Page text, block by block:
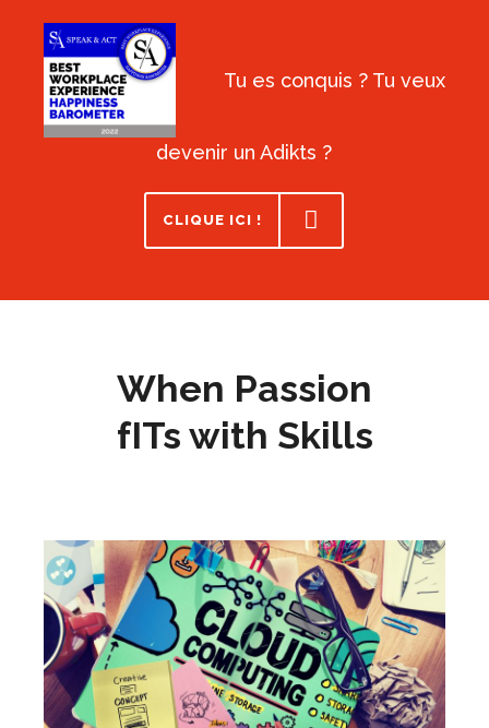
Tu es conquis ? Tu veux
devenir un Adikts ?
CLIQUE ICI !
When Passion
fITs with Skills